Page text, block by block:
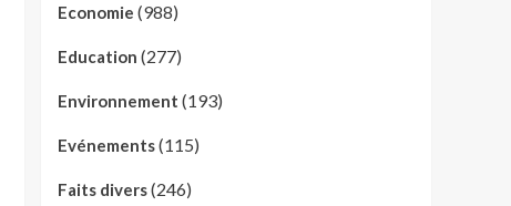
Economie (988)
Education (277)
Environnement (193)
Evénements(115)
Faits divers(246)